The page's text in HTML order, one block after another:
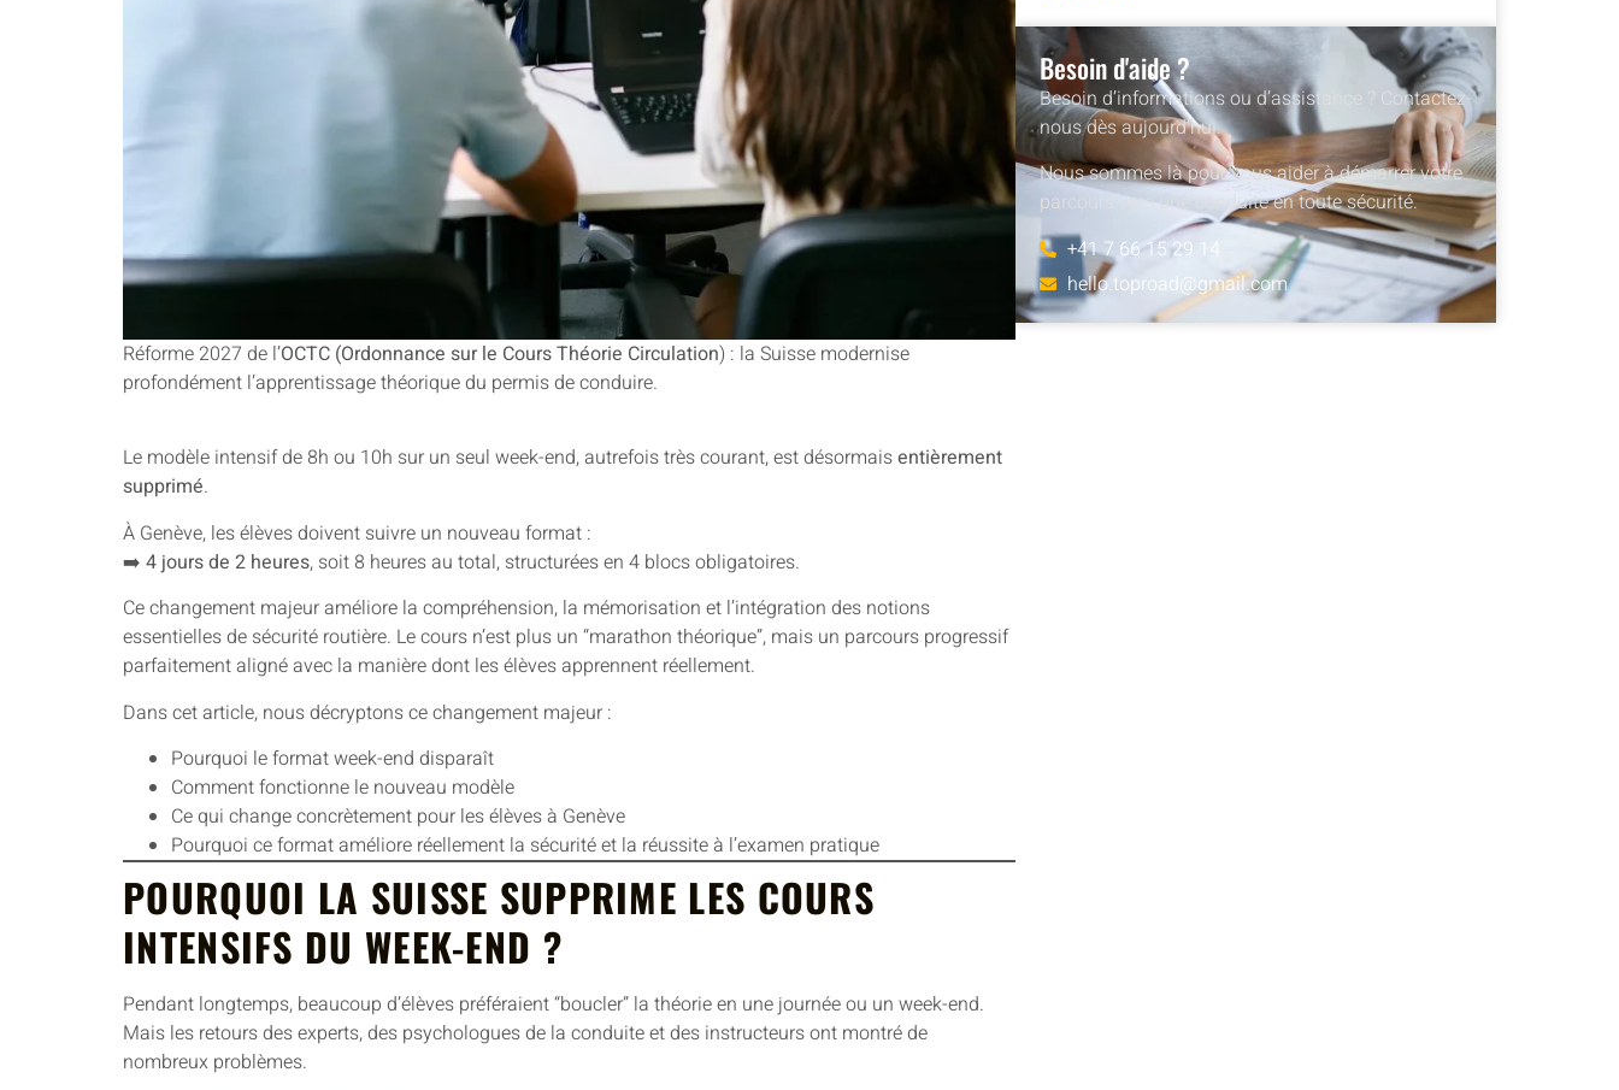
Réforme 2027 de l’OCTC (Ordonnance sur le Cours Théorie Circulation) : la Suisse modernise
profondément l’apprentissage théorique du permis de conduire.
Le modèle intensif de 8h ou 10h sur un seul week-end, autrefois très courant, est désormaisentièrement
supprimé.
À Genève, les élèves doivent suivre un nouveau format :
➡️ 4 jours de 2 heures, soit 8 heures au total, structurées en 4 blocs obligatoires.
Ce changement majeur améliore la compréhension, la mémorisation et l’intégration des notions
essentielles de sécurité routière. Le cours n’est plus un “marathon théorique”, mais un parcours progressif
parfaitement aligné avec la manière dont les élèves apprennent réellement.
Dans cet article, nous décryptons ce changement majeur :
Pourquoi le format week-end disparaît
Comment fonctionne le nouveau modèle
Ce qui change concrètement pour les élèves à Genève
Pourquoi ce format améliore réellement la sécurité et la réussite à l’examen pratique
POURQUOI LA SUISSE SUPPRIME LES COURS
INTENSIFS DU WEEK-END ?
Pendant longtemps, beaucoup d’élèves préféraient “boucler” la théorie en une journée ou un week-end.
Mais les retours des experts, des psychologues de la conduite et des instructeurs ont montré de
nombreux problèmes.
Besoin d'aide ?
Besoin d’informations ou d’assistance ? Contactez-
nous dès aujourd’hui.
Nous sommes là pour vous aider à démarrer votre
parcours vers une conduite en toute sécurité.
+41 7 66 15 29 14
hello.toproad@gmail.com